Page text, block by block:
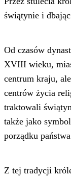
świątynie i
Od czasów
XVIII wieku,
centrum kraju,
centrów życia
traktowali
także jako
porządku
Z tej tradycji